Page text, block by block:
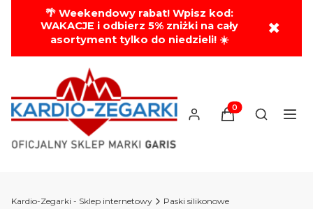
🌴 Weekendowy rabat! Wpisz kod:
WAKACJE i odbierz 5% zniżki na cały
asortyment tylko do niedzieli! ☀️
✖
Produkty w
Otwórz
Kardio-Zegarki - Sklep internetowy Paski silikonowe